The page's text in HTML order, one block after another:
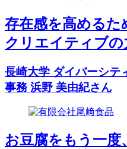
存在感を高めるた
クリエイティブの
長崎大学 ダイバーシテ
事務 浜野 美由紀さん
お豆腐をもう一度